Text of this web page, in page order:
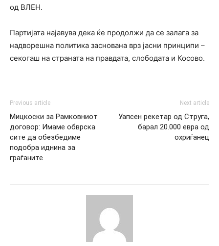
од ВЛЕН.
Партијата најавува дека ќе продолжи да се залага за
надворешна политика заснована врз јасни принципи –
секогаш на страната на правдата, слободата и Косово.
Previous article
Мицкоски за Рамковниот
договор: Имаме обврска
сите да обезбедиме
подобра иднина за
граѓаните
Next article
Уапсен рекетар од Струга,
барал 20.000 евра од
охриѓанец